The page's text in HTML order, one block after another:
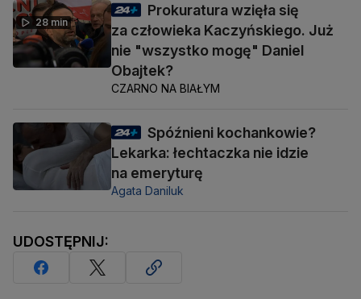
28 min
Prokuratura wzięła się
za człowieka Kaczyńskiego. Już
nie "wszystko mogę" Daniel
Obajtek?
CZARNO NA BIAŁYM
Spóźnieni kochankowie?
Lekarka: łechtaczka nie idzie
na emeryturę
Agata Daniluk
UDOSTĘPNIJ: